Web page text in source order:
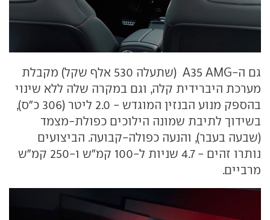
גם ה-A35 AMG (שתעלה 530 אלף שקל) מקבלת
מערכת היברידית קלה, וגם במקרה שלה ללא שינוי
בהספק מנוע הבנזין המוגדש - 2.0 ליטר (306 כ"ס),
בשידוך לתיבת שמונה הילוכים כפולת-מצמד
(שבעה בעבר), והנעה כפולה-קבועה. הביצועים
נותרו זהים - 4.7 שניות ל-100 קמ"ש ו-250 קמ"ש
מרביים.